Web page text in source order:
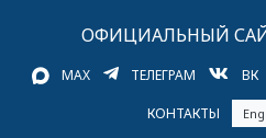
ОФИЦИАЛЬНЫЙ
MAX ТЕЛЕГРАМ ВК
КОНТАКТЫ